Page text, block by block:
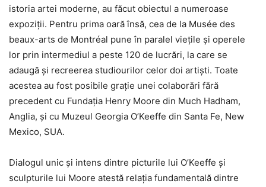
istoria artei moderne, au făcut obiectul a numeroase
expoziții. Pentru prima oară însă, cea de la Musée des
beaux-arts de Montréal pune în paralel viețile și operele
lor prin intermediul a peste 120 de lucrări, la care se
adaugă și recreerea studiourilor celor doi artiști. Toate
acestea au fost posibile grație unei colaborări fără
precedent cu Fundația Henry Moore din Much Hadham,
Anglia, și cu Muzeul Georgia O’Keeffe din Santa Fe, New
Mexico, SUA.
Dialogul unic și intens dintre picturile lui O’Keeffe și
sculpturile lui Moore atestă relația fundamentală dintre